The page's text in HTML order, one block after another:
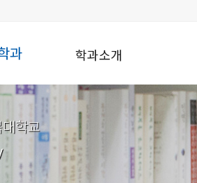
과 학과소개
학교